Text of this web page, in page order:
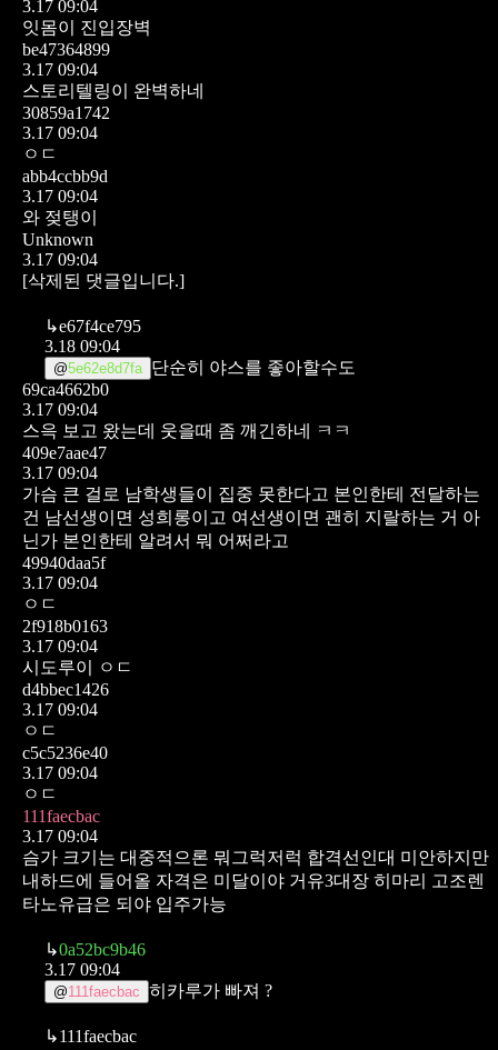
3.17 09:04
잇몸이 진입장벽
be47364899
3.17 09:04
스토리텔링이 완벽하네
30859a1742
3.17 09:04
ㅇㄷ
abb4ccbb9d
3.17 09:04
와 젖탱이
Unknown
3.17 09:04
[삭제된 댓글입니다.]
↳e67f4ce795
3.18 09:04
@5e62e8d7fa 단순히 야스를 좋아할수도
69ca4662b0
3.17 09:04
스윽 보고 왔는데 웃을때 좀 깨긴하네 ㅋㅋ
409e7aae47
3.17 09:04
가슴 큰 걸로 남학생들이 집중 못한다고 본인한테 전달하는
건 남선생이면 성희롱이고 여선생이면 괜히 지랄하는 거 아
닌가 본인한테 알려서 뭐 어쩌라고
49940daa5f
3.17 09:04
ㅇㄷ
2f918b0163
3.17 09:04
시도루이 ㅇㄷ
d4bbec1426
3.17 09:04
ㅇㄷ
c5c5236e40
3.17 09:04
ㅇㄷ
111faecbac
3.17 09:04
슴가 크기는 대중적으론 뭐그럭저럭 합격선인대 미안하지만
내하드에 들어올 자격은 미달이야 거유3대장 히마리 고조렌
타노유급은 되야 입주가능
↳0a52bc9b46
3.17 09:04
@111faecbac 히카루가 빠져 ?
↳111faecbac